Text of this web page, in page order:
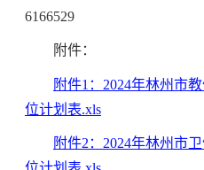
6166529
附件：
附件1：2024年林州市
位计划表.xls
附件2：2024年林州市